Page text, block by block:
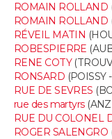
Mobiles
Meilleur smartphone
Internet
Ordinateurs
Jeux vidéo
Guide high-tech
+
BRICOLAGE
Forum
Aménagement intérieur
Extérieur
Cuisine
Salle de bains
Jardinage
Rangement
WEEK-END
Guides de France
Escapades
Patrimoine
Expositions
Musées
Week-end nature
+
LIFESTYLE
Art de vivre
Bien-être
Loisirs
Mode
Modes de vie
SANTE
ROMAIN ROLLAND
ROMAIN ROLLAND
RÉVEIL MATIN
ROBESPIERRE
RENE COTY
RONSARD (POISSY
RUE DE SEVRES
rue des martyrs
RUE DU COLONEL
ROGER SALENGRO